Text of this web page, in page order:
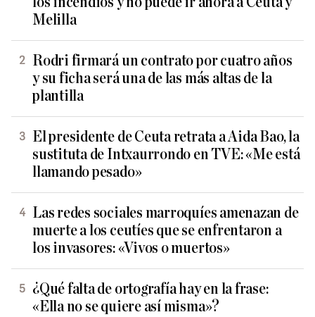
Melilla
Rodri firmará un contrato por cuatro años
y su ficha será una de las más altas de la
plantilla
El presidente de Ceuta retrata a Aida Bao, la
sustituta de Intxaurrondo en TVE: «Me está
llamando pesado»
Las redes sociales marroquíes amenazan de
muerte a los ceutíes que se enfrentaron a
los invasores: «Vivos o muertos»
¿Qué falta de ortografía hay en la frase:
«Ella no se quiere así misma»?